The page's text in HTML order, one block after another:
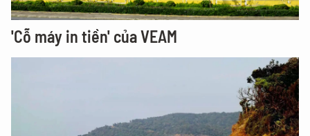
'Cỗ máy in tiền' của VEAM